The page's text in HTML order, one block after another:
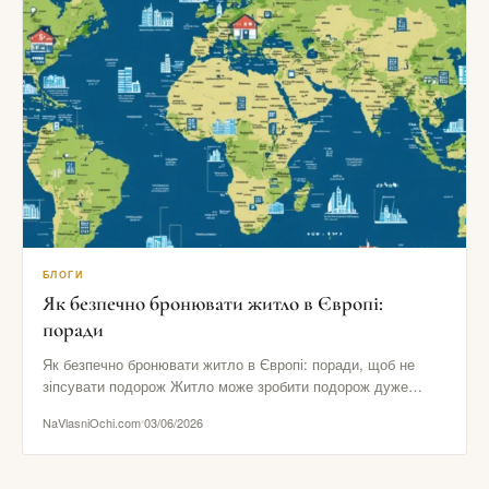
БЛОГИ
Як безпечно бронювати житло в Європі:
поради
Як безпечно бронювати житло в Європі: поради, щоб не
зіпсувати подорож Житло може зробити подорож дуже
NaVlasniOchi.com03/06/2026